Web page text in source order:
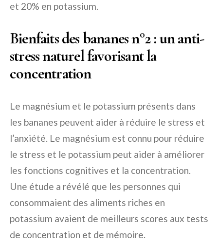
et 20% en potassium.
Bienfaits des bananes n°2 : un anti-
stress naturel favorisant la
concentration
Le magnésium et le potassium présents dans
les bananes peuvent aider à réduire le stress et
l’anxiété. Le magnésium est connu pour réduire
le stress et le potassium peut aider à améliorer
les fonctions cognitives et la concentration.
Une étude a révélé que les personnes qui
consommaient des aliments riches en
potassium avaient de meilleurs scores aux tests
de concentration et de mémoire.